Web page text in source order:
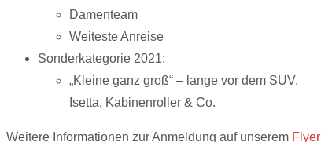
Damenteam
Weiteste Anreise
Sonderkategorie 2021:
„Kleine ganz groß“ – lange vor dem SUV.
Isetta, Kabinenroller & Co.
Weitere Informationen zur Anmeldung auf unserem Flyer